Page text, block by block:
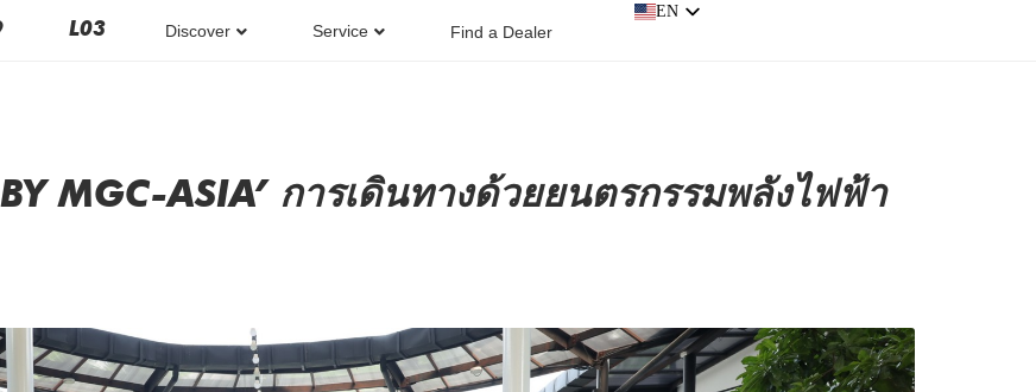
L03 Discover Service Find a Dealer
EN
EN
BY MGC-ASIA’ การเดินทางด้วยยนตรกรรมพลังไฟฟ้า